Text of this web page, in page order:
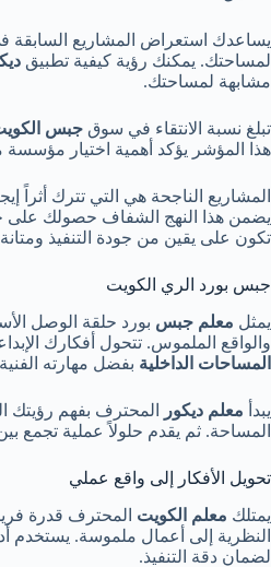
يساعدك استعراض المشاريع السابقة
لمساحتك. يمكنك رؤية كيفية تطبيق
مشابهة لمساحتك.
تبلغ نسبة الانتقاء في سوق جبس
هذا المؤشر يؤكد أهمية اختيار
المشاريع الناجحة هي التي تترك أثراً
يضمن هذا النهج الشفاف حصولك على
تكون على يقين من جودة التنفيذ ومتانة
جبس بورد الري الكويت
يمثل معلم جبس بورد حلقة الوصل
والواقع الملموس. تتحول أفكارك
المساحات الداخلية بفضل مهارته
يبدأ معلم ديكور
المحترف بفهم رؤيتك
المساحة. ثم يقدم حلولاً عملية تجمع
تحويل الأفكار إلى واقع عملي
يمتلك معلم الكويت المحترف قدرة
النظرية إلى أعمال ملموسة. يستخدم
لضمان دقة التنفيذ.